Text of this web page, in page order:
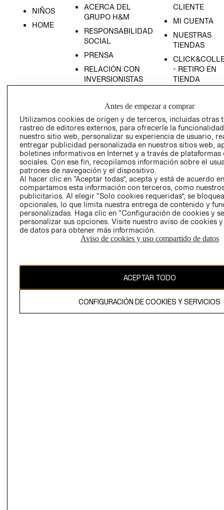
NIÑOS
HOME
ACERCA DEL
GRUPO H&M
RESPONSABILIDAD
SOCIAL
PRENSA
RELACIÓN CON
INVERSIONISTAS
EMPRESARIAL
CLIENTE
MI CUENTA
NUESTRAS
TIENDAS
- RETIRO EN
TIENDA
CONDICIONES
AVISO DE
PRIVACIDAD
GIFT CARD
AVISO DE
COOKIES
Chile ($)
El contenido de esta página web está protegido por copyright y es
propiedad de H&M Hennes & Mauritz AB.
Antes de empezar a comprar
Utilizamos cookies de origen y de terceros, incluidas otras
rastreo de editores externos, para ofrecerle la
nuestro sitio web, personalizar su experiencia de usuario,
entregar publicidad personalizada en nuestros sitios web,
boletines informativos en Internet y a través de plataformas
sociales. Con ese fin, recopilamos información sobre el
patrones de navegación y el dispositivo.
Al hacer clic en “Aceptar todas”, acepta y está de acuerdo
compartamos esta información con terceros, como
publicitarios. Al elegir “Solo cookies requeridas”, se
opcionales, lo que limita nuestra entrega de contenido y
personalizadas. Haga clic en “Configuración de cookies y
personalizar sus opciones. Visite nuestro aviso de cookies
de datos para obtener más información.
Aviso de cookies y uso compartido de datos
ACEPTAR TODO
CONFIGURACIÓN DE COOKIES Y SERVICIOS